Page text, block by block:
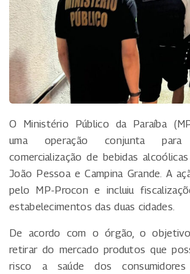
O Ministério Público da Paraíba
uma operação conjunta
comercialização de bebidas
João Pessoa e Campina Grande. A
pelo MP-Procon e incluiu
estabelecimentos das duas cidades.
De acordo com o órgão, o
retirar do mercado produtos que
risco a saúde dos